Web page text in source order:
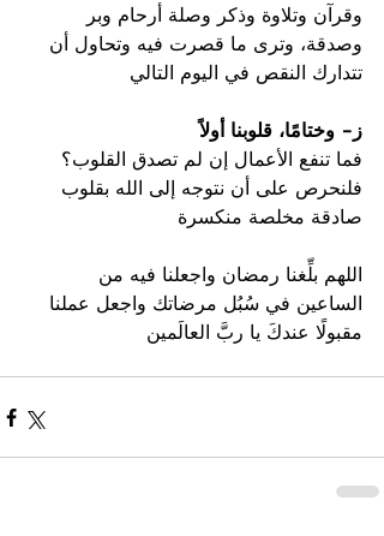
وقرآن وتلاوة وذكر وصلة أرحام وبر
وصدقة، وترى ما قصرت فيه وتحاول أن
تتدارك النقص في اليوم التالي
ز- وختامًا، قلوبنا أولاً
فما تنفع الأعمال إن لم تصدق القلوب؟
فلنحرص على أن نتوجه إلى الله بقلوب
صادقة مخلصة منكسرة
اللهم بلِّغنا رمضان واجعلنا فيه من
الساعين في سُبُل مرضاتك واجعل عملنا
مقبولًا عندكَ يا ربَّ العالَمين